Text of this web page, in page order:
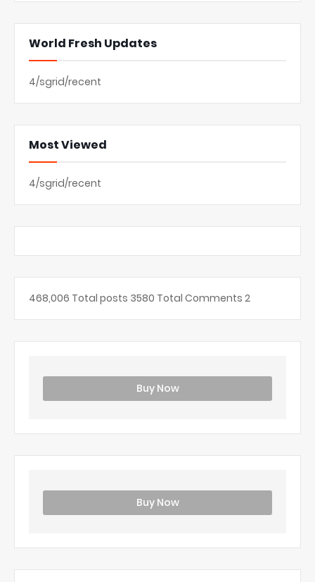
World Fresh Updates
4/sgrid/recent
Most Viewed
4/sgrid/recent
468,006 Total posts 3580 Total Comments 2
Buy Now
Buy Now